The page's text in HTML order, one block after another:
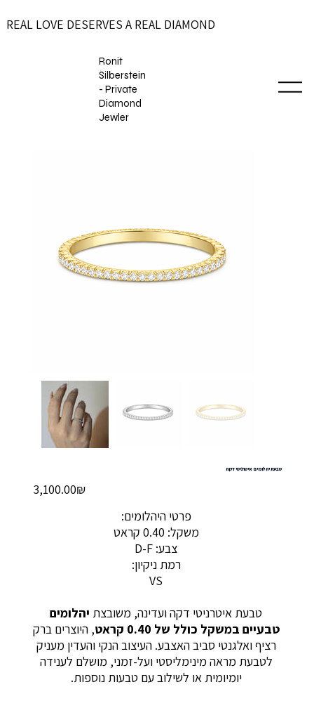
REAL LOVE DESERVES A REAL DIAMOND
Ronit
Silberstein
- Private
Diamond
Jewler
טבעת יהלומים איטרניטי דקה
‏3,100.00 ‏₪
פרטי היהלומים:
משקל: 0.40 קראט
צבע: D-F
רמת ניקיון:
VS
טבעת איטרניטי דקה ועדינה, משובצת יהלומים
טבעיים במשקל כולל של 0.40 קראט
, היוצרים ברק
רציף ואלגנטי סביב האצבע. העיצוב הנקי והעדין מעניק
לטבעת מראה מינימליסטי ועל-זמני, מושלם לענידה
יומיומית או לשילוב עם טבעות נוספות.